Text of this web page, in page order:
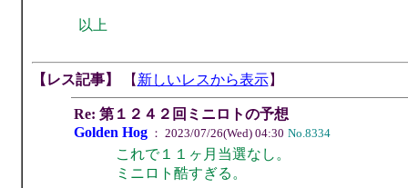
以上
【レス記事】 【 新しいレスから表示】
Re: 第１２４２回ミニロトの予想
Golden Hog： 2023/07/26(Wed) 04:30 No.8334
これで１１ヶ月当選なし。
ミニロト酷すぎる。